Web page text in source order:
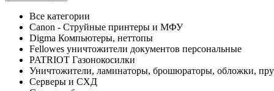
Все категории
Canon - Струйные принтеры и МФУ
Digma Компьютеры, неттопы
Fellowes уничтожители документов персональные
PATRIOT Газонокосилки
Уничтожители, ламинаторы, брошюраторы, обложки,
Серверы и СХД